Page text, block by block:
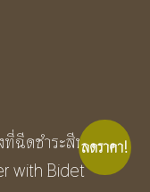
ลดราคา!